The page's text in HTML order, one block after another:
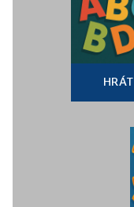
HRÁT